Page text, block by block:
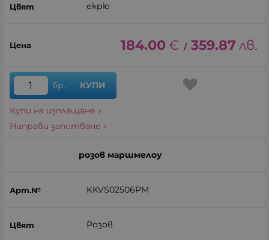
екрю
184.00€ / 359.87 лв.
бр. КУПИ
Купи на изплащане
Направи запитване
KKVS02506PM
розов маршмелоу
Розов